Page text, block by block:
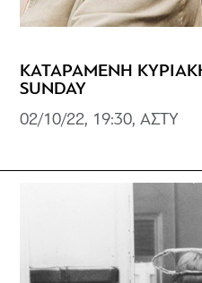
ΚΑΤΑΡΑΜΕΝΗ
SUNDAY
02/10/22, 19:30, ΑΣΤΥ